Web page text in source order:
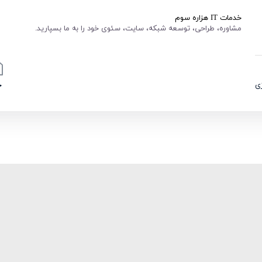
خدمات IT هزاره سوم
مشاوره، طراحی، توسعه شبکه، سایت، سئوی خود را به ما بسپارید.